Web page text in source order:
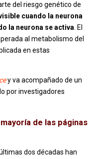
del riesgo genético de
cuando la neurona
la neurona se activa . El
al metabolismo del
en estas
y va acompañado de un
por investigadores
de las páginas
dos décadas han